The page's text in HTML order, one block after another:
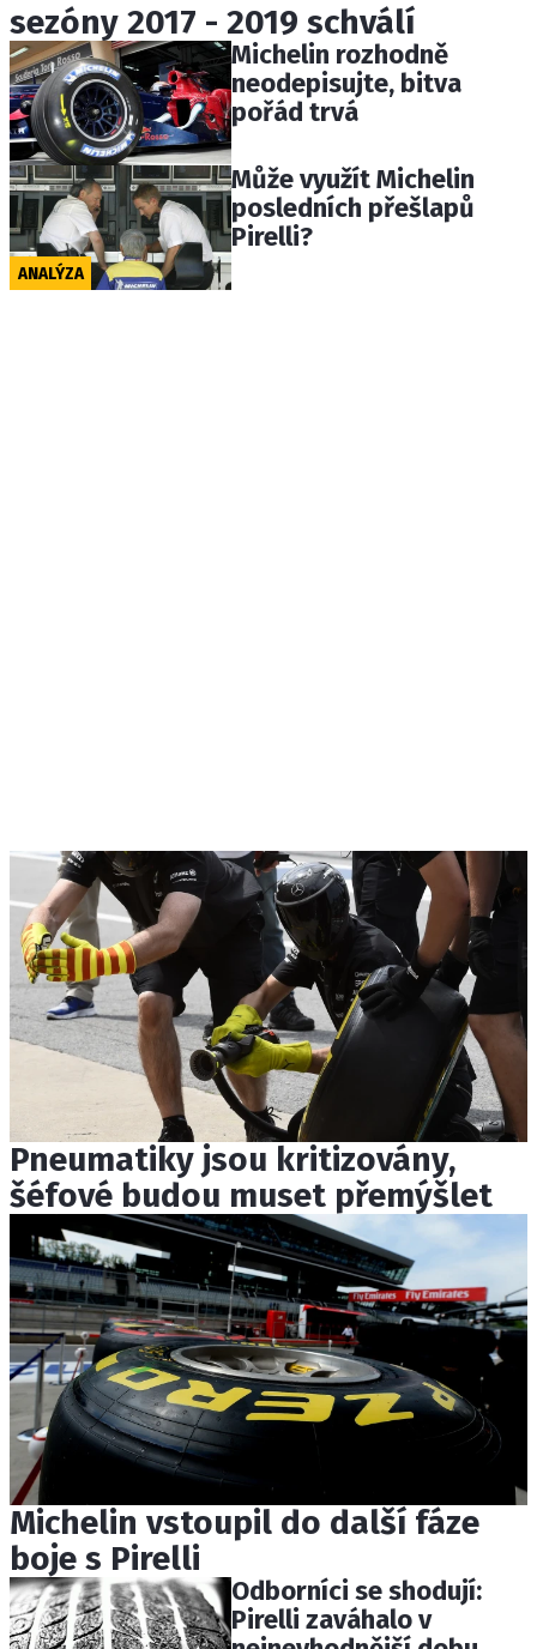
sezóny 2017 - 2019 schválí
Michelin rozhodně
neodepisujte, bitva
pořád trvá
ANALÝZA
Může využít Michelin
posledních přešlapů
Pirelli?
Pneumatiky jsou kritizovány,
šéfové budou muset přemýšlet
Michelin vstoupil do další fáze
boje s Pirelli
Odborníci se shodují:
Pirelli zaváhalo v